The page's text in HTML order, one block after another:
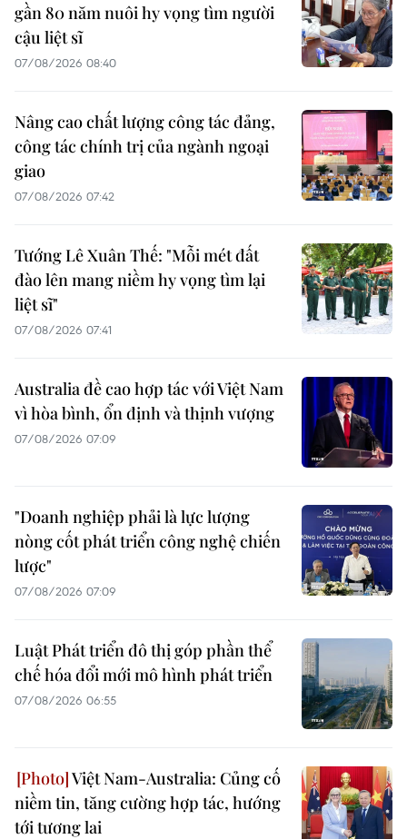
gần 80 năm nuôi hy vọng tìm người
cậu liệt sĩ
07/08/2026 08:40
Nâng cao chất lượng công tác đảng,
công tác chính trị của ngành ngoại
giao
07/08/2026 07:42
Tướng Lê Xuân Thế: "Mỗi mét đất
đào lên mang niềm hy vọng tìm lại
liệt sĩ"
07/08/2026 07:41
Australia đề cao hợp tác với Việt Nam
vì hòa bình, ổn định và thịnh vượng
07/08/2026 07:09
"Doanh nghiệp phải là lực lượng
nòng cốt phát triển công nghệ chiến
lược"
07/08/2026 07:09
Luật Phát triển đô thị góp phần thể
chế hóa đổi mới mô hình phát triển
07/08/2026 06:55
Việt Nam-Australia: Củng cố
niềm tin, tăng cường hợp tác, hướng
tới tương lai